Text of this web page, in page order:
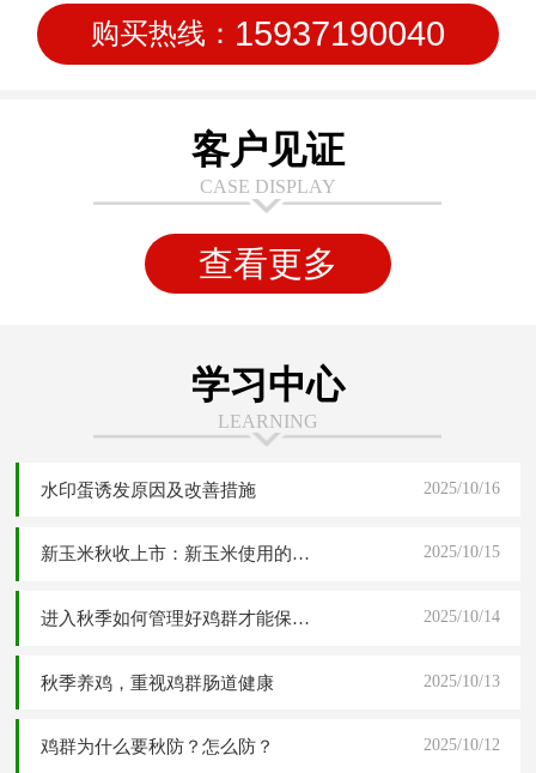
饲料品质管理；公司在研发方面持续投入，在新技术方面不断创
新，让使用产品的客户满意。安全、稳定、高质量的产品输出是
购买热线： 15937190040
客户见证
CASE DISPLAY
查看更多
学习中心
LEARNING
水印蛋诱发原因及改善措施 2025/10/16
新玉米秋收上市：新玉米使用的四大危害分析与五大解决应对方案 2025/10/15
进入秋季如何管理好鸡群才能保障高产稳产 2025/10/14
秋季养鸡，重视鸡群肠道健康 2025/10/13
鸡群为什么要秋防？怎么防？ 2025/10/12